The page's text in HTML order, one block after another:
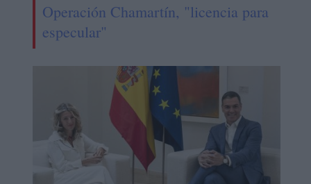
Operación Chamartín, "licencia para
especular"